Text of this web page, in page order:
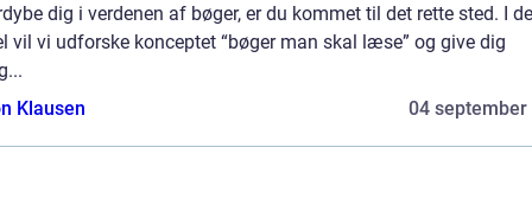
dig i verdenen af bøger, er du kommet til det rette sted. I
vil vi udforske konceptet “bøger man skal læse” og give dig
Klausen
04 september